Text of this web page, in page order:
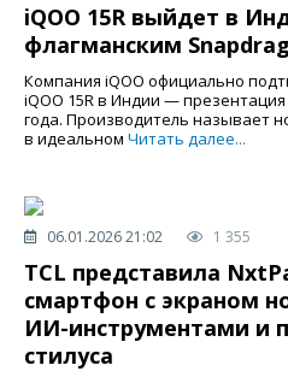
iQOO 15R выйдет в
флагманским
Компания iQOO официально
iQOO 15R в Индии — презентация
года. Производитель называет
в идеальном Читать далее...
06.01.2026 21:02 1 355
TCL представила
смартфон с экраном
ИИ-инструментами и
стилуса